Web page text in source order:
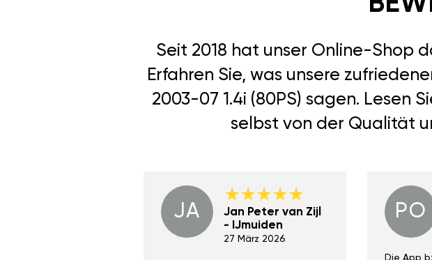
Seit 2018 hat unser Online-Shop
Erfahren Sie, was unsere
2003-07 1.4i (80PS) sagen. Lesen
selbst von der Qualität
JA
Jan Peter van Zijl
- IJmuiden
27 März 2026
PO